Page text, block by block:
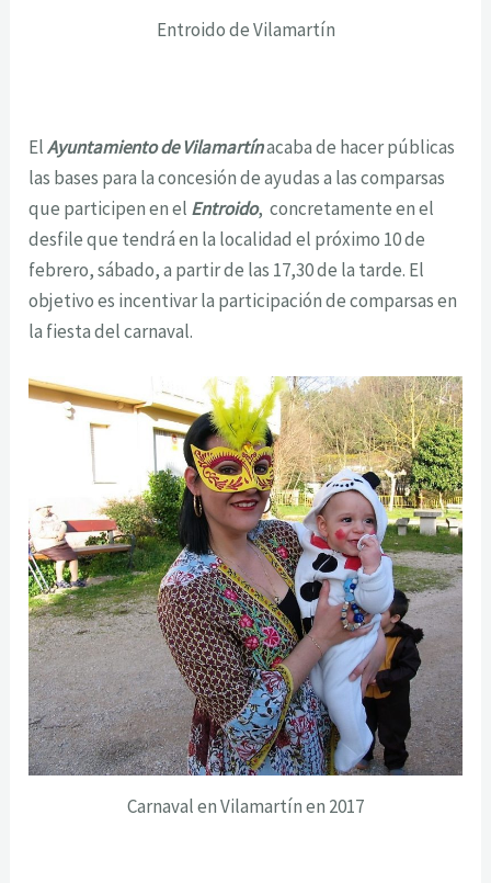
Entroido de Vilamartín
ElAyuntamiento de Vilamartínacaba de hacer públicas
las bases para la concesión de ayudas a las comparsas
que participen en el Entroido, concretamente en el
desfile que tendrá en la localidad el próximo 10 de
febrero, sábado, a partir de las 17,30 de la tarde. El
objetivo es incentivar la participación de comparsas en
la fiesta del carnaval.
Carnaval en Vilamartín en 2017